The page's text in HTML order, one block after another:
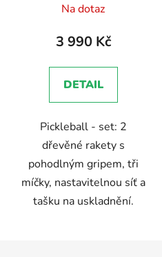
Na dotaz
3 990 Kč
DETAIL
Pickleball - set: 2
dřevěné rakety s
pohodlným gripem, tři
míčky, nastavitelnou síť a
tašku na uskladnění.